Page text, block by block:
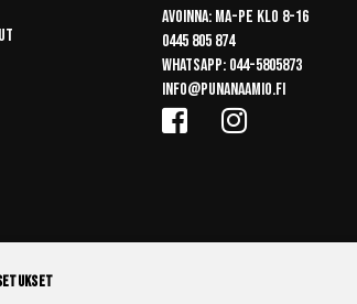
Avoinna: Ma-pe klo 8-16
0445 805 874
Whatsapp: 044-5805873
info@punanaamio.fi